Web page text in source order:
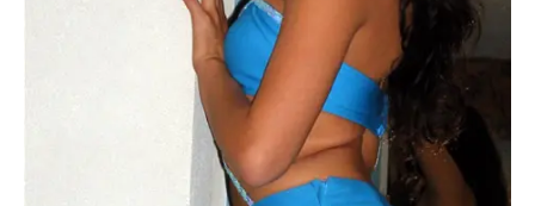
Escandalos,Morbo,